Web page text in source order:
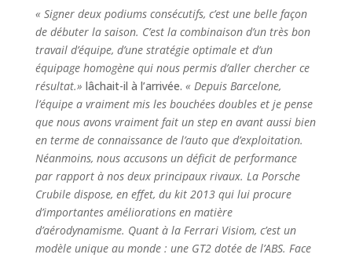
« Signer deux podiums consécutifs, c’est une belle façon
de débuter la saison. C’est la combinaison d’un très bon
travail d’équipe, d’une stratégie optimale et d’un
équipage homogène qui nous permis d’aller chercher ce
résultat.» lâchait-il à l’arrivée. « Depuis Barcelone,
l’équipe a vraiment mis les bouchées doubles et je pense
que nous avons vraiment fait un step en avant aussi bien
en terme de connaissance de l’auto que d’exploitation.
Néanmoins, nous accusons un déficit de performance
par rapport à nos deux principaux rivaux. La Porsche
Crubile dispose, en effet, du kit 2013 qui lui procure
d’importantes améliorations en matière
d’aérodynamisme. Quant à la Ferrari Visiom, c’est un
modèle unique au monde : une GT2 dotée de l’ABS. Face